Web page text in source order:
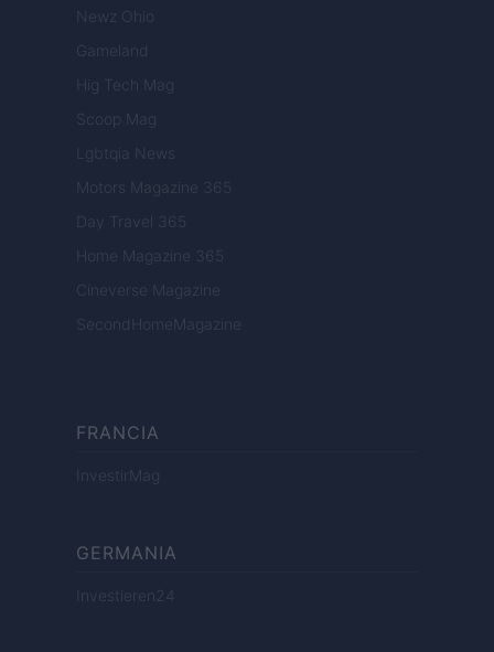
Newz Ohio
Gameland
Hig Tech Mag
Scoop Mag
Lgbtqia News
Motors Magazine 365
Day Travel 365
Home Magazine 365
Cineverse Magazine
SecondHomeMagazine
FRANCIA
InvestirMag
GERMANIA
Investieren24